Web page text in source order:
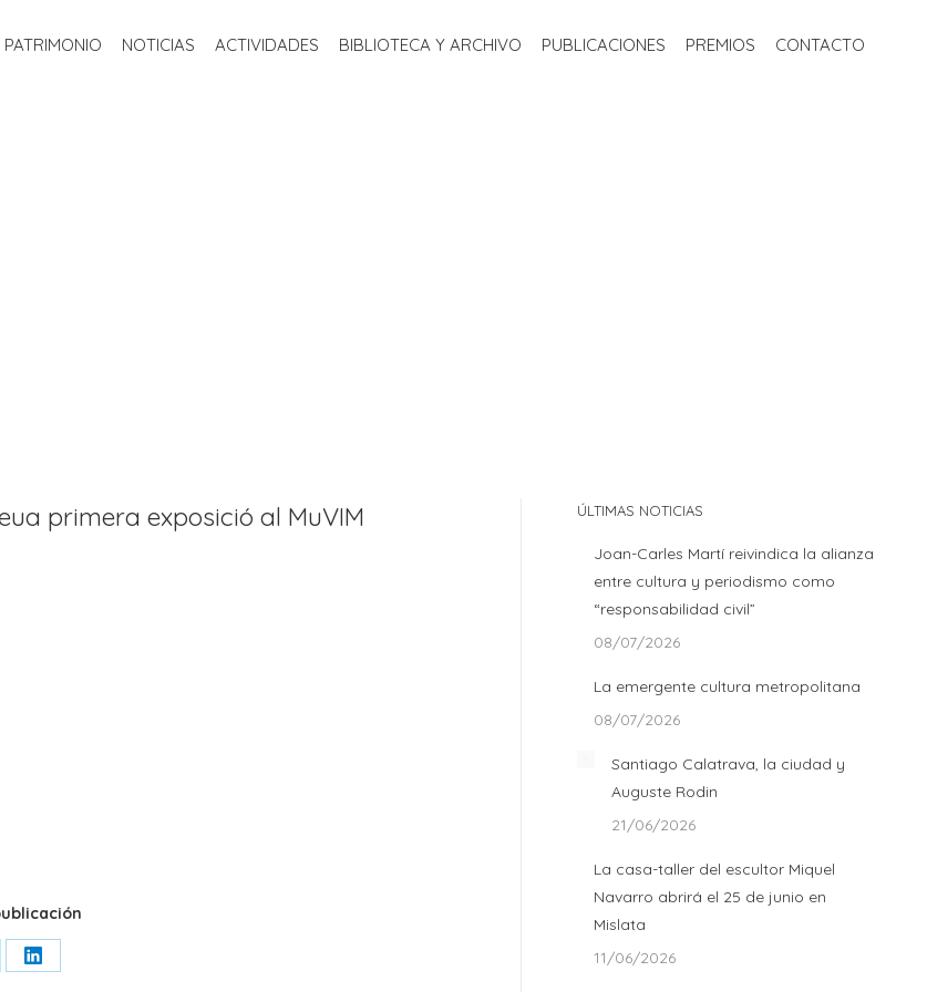
PATRIMONIO NOTICIAS ACTIVIDADES BIBLIOTECA Y ARCHIVO PUBLICACIONES PREMIOS CONTACTO
primera exposició al MuVIM
Share
ÚLTIMAS NOTICIAS
Joan-Carles Martí reivindica la alianza
entre cultura y periodismo como
“responsabilidad civil”
08/07/2026
La emergente cultura metropolitana
08/07/2026
Santiago Calatrava, la ciudad y
Auguste Rodin
21/06/2026
La casa-taller del escultor Miquel
Navarro abrirá el 25 de junio en
Mislata
11/06/2026
LA ACADEMIA PATRIMONIO NOTICIAS ACTIVIDADES BIBLIOTECA Y ARCHIVO PUBLICACIONES PREMIOS